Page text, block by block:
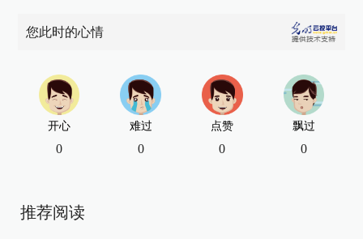
您此时的心情
开心
0
难过
0
点赞
0
飘过
0
推荐阅读